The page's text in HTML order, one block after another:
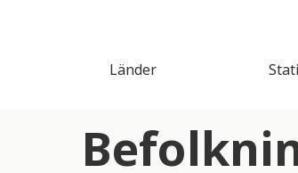
Länder